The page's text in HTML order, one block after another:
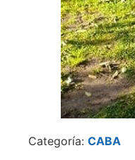
Categoría: CABA